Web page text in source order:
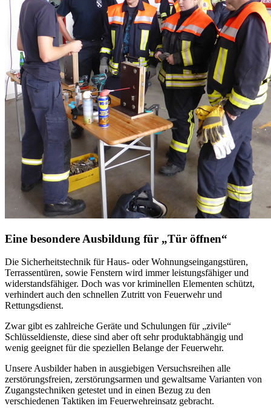
Eine besondere Ausbildung für „Tür öffnen“
Die Sicherheitstechnik für Haus- oder Wohnungseingangstüren,
Terrassentüren, sowie Fenstern wird immer leistungsfähiger und
widerstandsfähiger. Doch was vor kriminellen Elementen schützt,
verhindert auch den schnellen Zutritt von Feuerwehr und
Rettungsdienst.
Zwar gibt es zahlreiche Geräte und Schulungen für „zivile“
Schlüsseldienste, diese sind aber oft sehr produktabhängig und
wenig geeignet für die speziellen Belange der Feuerwehr.
Unsere Ausbilder haben in ausgiebigen Versuchsreihen alle
zerstörungsfreien, zerstörungsarmen und gewaltsame Varianten von
Zugangstechniken getestet und in einen Bezug zu den
verschiedenen Taktiken im Feuerwehreinsatz gebracht.